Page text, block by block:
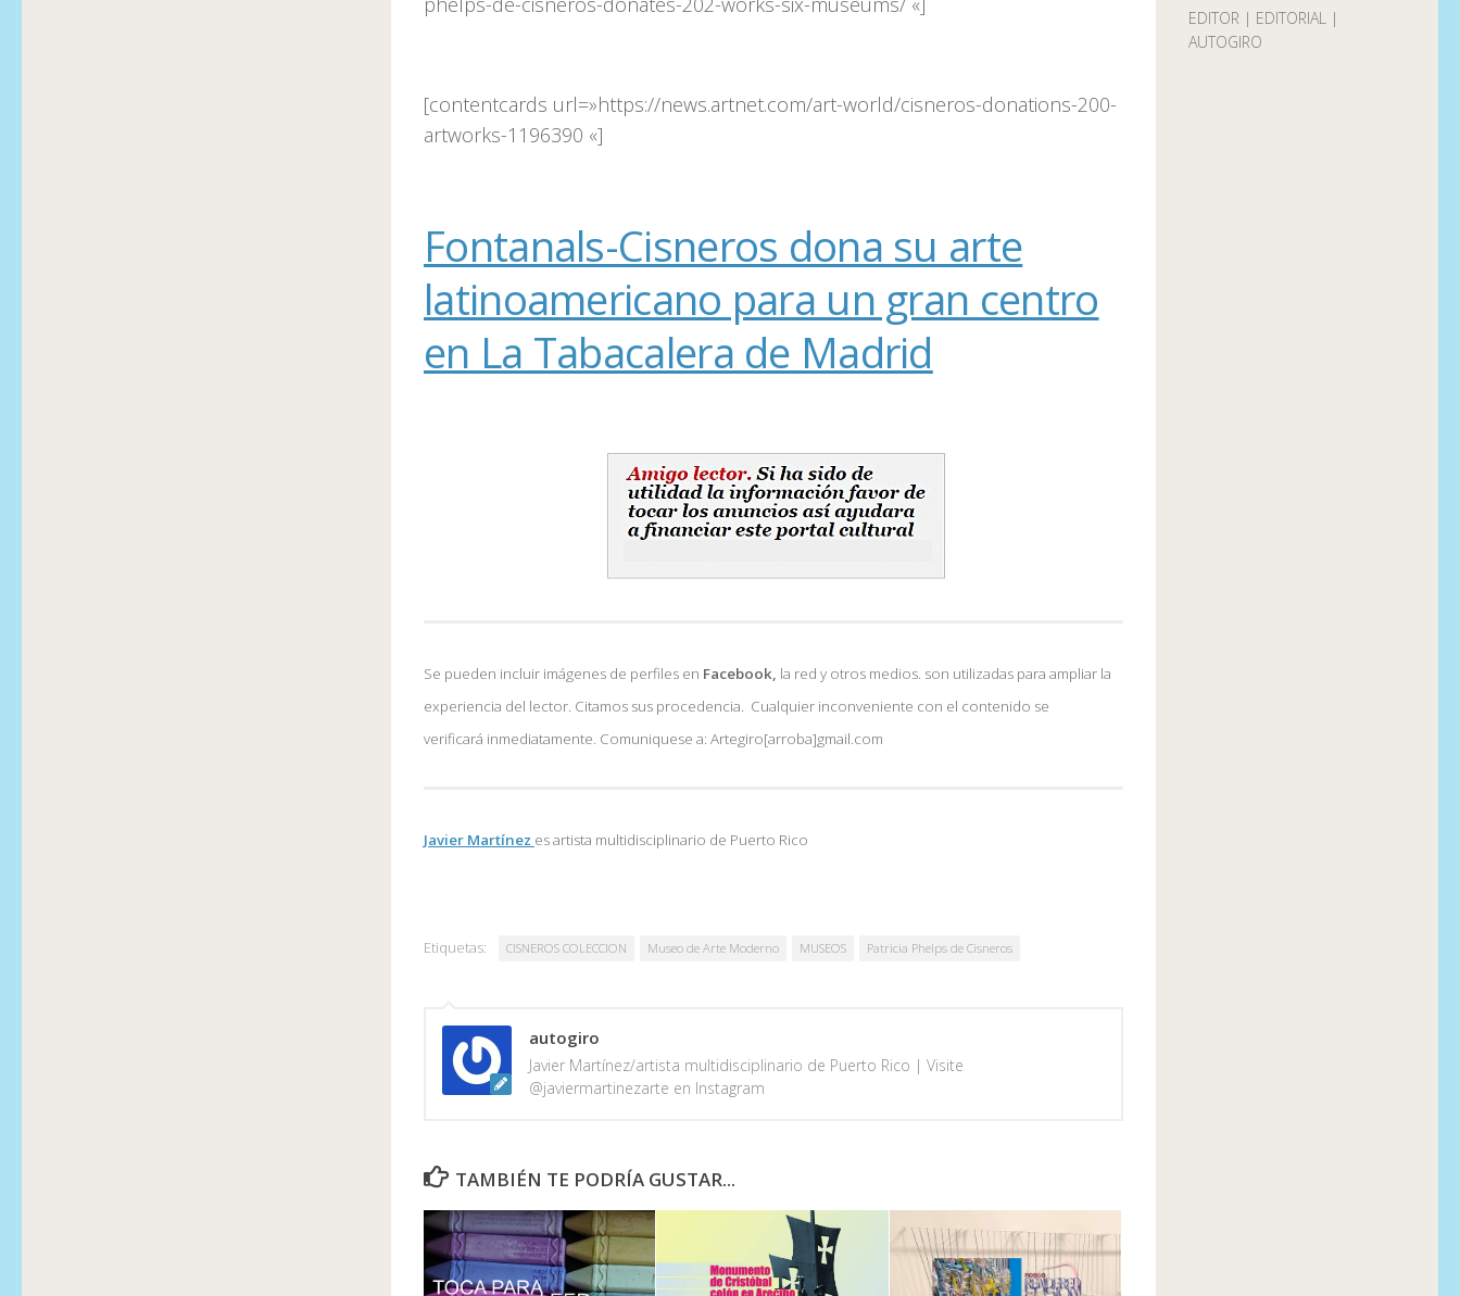
[contentcards url=»https://news.artnet.com/art-world/cisneros-donations-200-
artworks-1196390 «]
Fontanals-Cisneros dona su arte
latinoamericano para un gran centro
en La Tabacalera de Madrid
Se pueden incluir imágenes de perfiles en Facebook, la red y otros medios. son utilizadas para ampliar la
experiencia del lector. Citamos sus procedencia. Cualquier inconveniente con el contenido se
verificará inmediatamente. Comuniquese a: Artegiro[arroba]gmail.com
Javier Martínez es artista multidisciplinario de Puerto Rico
Etiquetas: CISNEROS COLECCION Museo de Arte Moderno MUSEOS Patricia Phelps de Cisneros
autogiro
Javier Martínez/artista multidisciplinario de Puerto Rico | Visite
@javiermartinezarte en Instagram
TAMBIÉN TE PODRÍA GUSTAR...
EDITOR | EDITORIAL |
AUTOGIRO